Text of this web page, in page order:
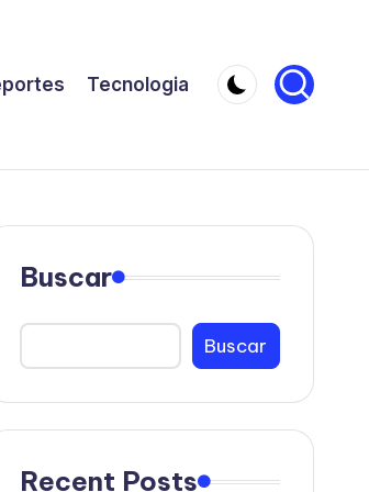
Tecnologia
Buscar
Buscar
Recent Posts